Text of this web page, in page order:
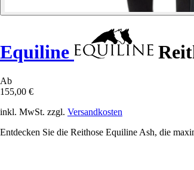
Equiline
Ab
155,00 €
inkl. MwSt. zzgl. Versandkosten
Entdecken Sie die Reithose Equiline Ash, die